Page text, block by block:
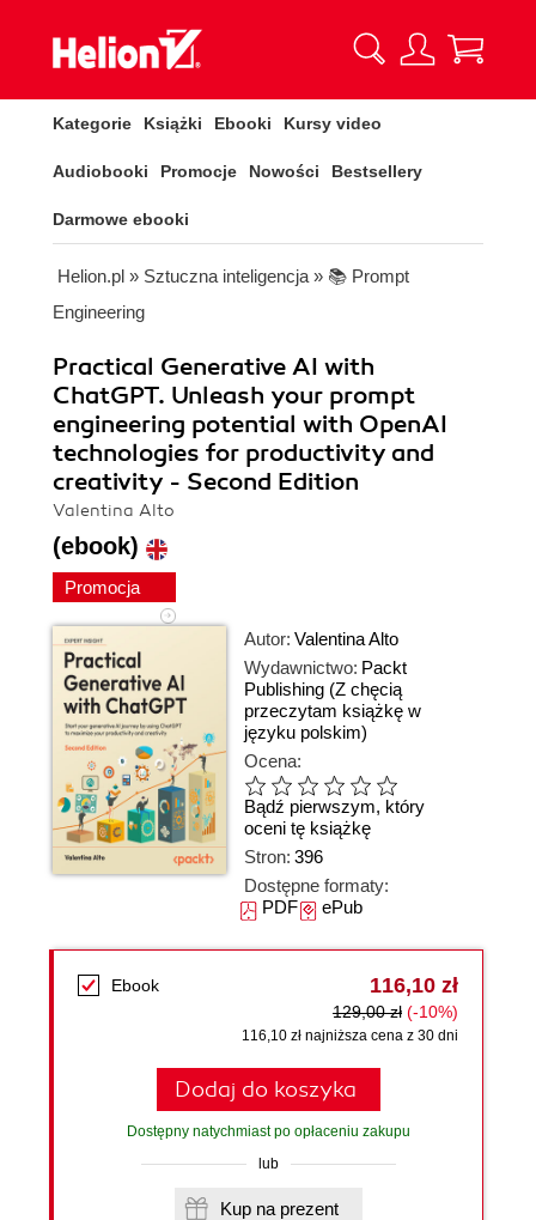
Kategorie Książki Ebooki Kursy video
Audiobooki Promocje Nowości Bestsellery
Darmowe ebooki
Helion.pl » Sztuczna inteligencja » 📚 Prompt
Engineering
Practical Generative AI with
ChatGPT. Unleash your prompt
engineering potential with OpenAI
technologies for productivity and
creativity - Second Edition
Valentina Alto
(ebook)
Promocja
Autor: Valentina Alto
Wydawnictwo: Packt
Publishing (Z chęcią
przeczytam książkę w
języku polskim)
Ocena:
Bądź pierwszym, który
oceni tę książkę
Stron: 396
Dostępne formaty:
PDFePub
Ebook 116,10 zł
129,00 zł (-10%)
116,10 zł najniższa cena z 30 dni
Dodaj do koszyka
Dostępny natychmiast po opłaceniu zakupu
lub
Kup na prezent